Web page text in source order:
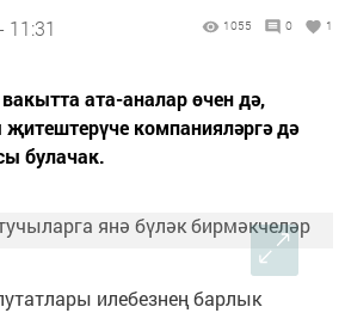
11:31 1055 0 1
ата-аналар өчен дә,
компанияләргә дә
булачак.
илебезнең барлык